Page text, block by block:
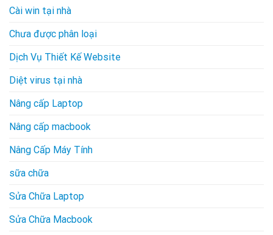
Cài win tại nhà
Chưa được phân loại
Dịch Vụ Thiết Kế Website
Diệt virus tại nhà
Nâng cấp Laptop
Nâng cấp macbook
Nâng Cấp Máy Tính
sữa chữa
Sửa Chữa Laptop
Sửa Chữa Macbook